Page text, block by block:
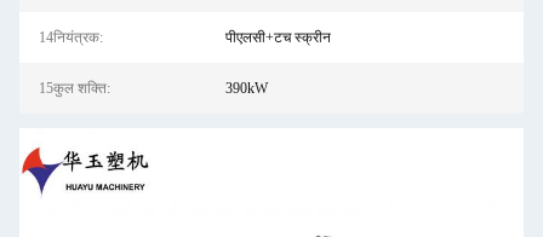
14नियंत्रक: पीएलसी+टच स्क्रीन
15कुल शक्ति: 390kW